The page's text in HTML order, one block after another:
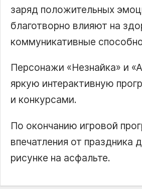
заряд положительных
благотворно влияют на
коммуникативные
Персонажи «Незнайка» и
яркую интерактивную
и конкурсами.
По окончанию игровой
впечатления от праздника
рисунке на асфальте.